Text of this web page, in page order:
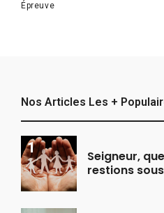
Épreuve
Nos Articles Les +
Seigneur,
restions